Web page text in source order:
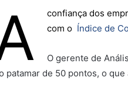
confiança dos
com o Índice de
O gerente de
patamar de 50 pontos, o